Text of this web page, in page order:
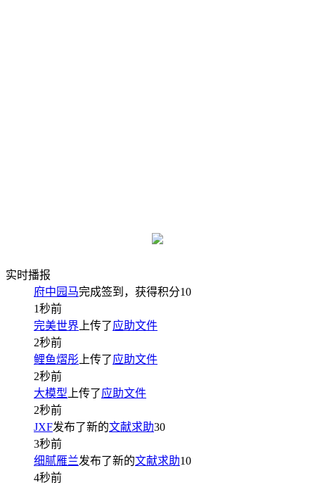
实时播报
府中园马完成签到，获得积分10
1秒前
完美世界上传了 应助文件
2秒前
鲤鱼熠彤上传了 应助文件
2秒前
大模型上传了 应助文件
2秒前
JXF发布了新的文献求助30
3秒前
细腻雁兰发布了新的文献求助10
4秒前